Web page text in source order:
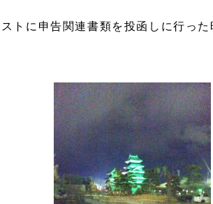
トに申告関連書類を投函しに行っ